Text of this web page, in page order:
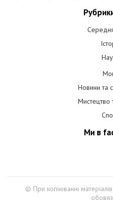
Новини та
Мистецтво
Ми в
© При копіюванні